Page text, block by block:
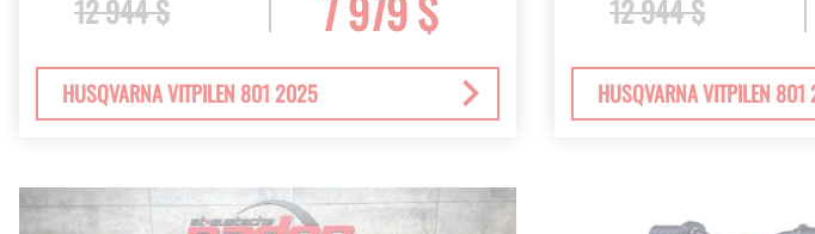
12 944 $
HUSQVARNA VITPILEN 801 2025
12 944 $
HUSQVARNA VITPILEN